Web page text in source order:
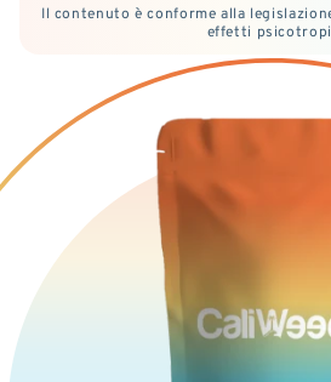
Il contenuto è conforme alla
effetti